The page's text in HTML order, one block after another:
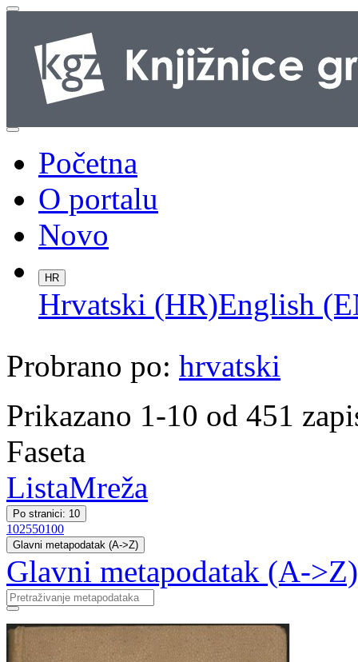
Početna
O portalu
Novo
HR
Hrvatski (HR)English
Probrano po: hrvatski
Prikazano 1-10 od 451
Faseta
ListaMreža
Po stranici: 10
102550100
Glavni metapodatak (A->Z)
Glavni metapodatak (A->Z)